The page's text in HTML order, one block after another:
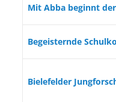
Mit Abba beginnt
Begeisternde
Bielefelder